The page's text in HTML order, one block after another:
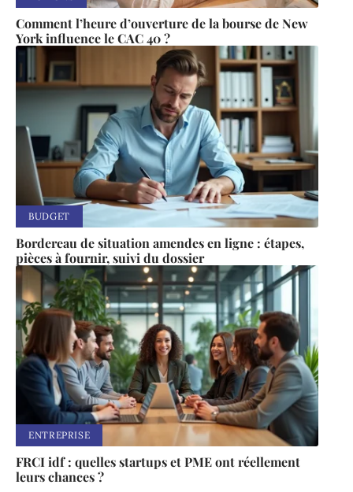
Comment l’heure d’ouverture de la bourse de New
York influence le CAC 40 ?
BUDGET
Bordereau de situation amendes en ligne : étapes,
pièces à fournir, suivi du dossier
ENTREPRISE
FRCI idf : quelles startups et PME ont réellement
leurs chances ?